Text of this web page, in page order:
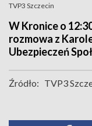
TVP3 Szczecin
W Kronice o
rozmowa z
Ubezpieczeń
Źródło: TVP3